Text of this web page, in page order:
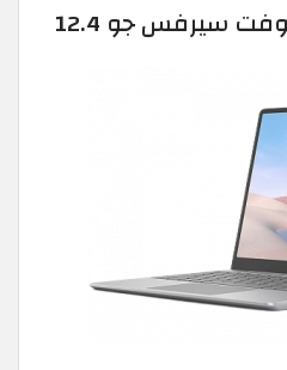
لاب توب مايكروسوفت سيرفس جو 12.4